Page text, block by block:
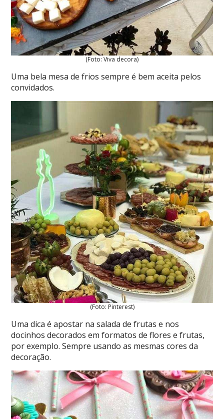
(Foto: Viva decora)
Uma bela mesa de frios sempre é bem aceita pelos
convidados.
(Foto: Pinterest)
Uma dica é apostar na salada de frutas e nos
docinhos decorados em formatos de flores e frutas,
por exemplo. Sempre usando as mesmas cores da
decoração.